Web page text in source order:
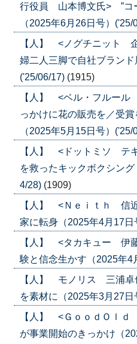
行役員 山本博文氏> ”コ
（2025年6月26日号）('25/
【人】 <ノグチニット
婦二人三脚で自社ブランド
('25/06/17) (1915)
【人】 <ベル・フルー
っかけに花の販売を／受
（2025年5月15日号）('25/
【人】 <ドットミソ テ
を救ったキックボクシン
4/28) (1909)
【人】 <Ｎｅｉｔｈ 信
家に転身（2025年4月17日
【人】 <タカキュー 伊
験と信念生かす（2025年4
【人】 モノリス 三浦卓
を素材に（2025年3月27日
【人】 <ＧｏｏｄＯｌ
が事業開始のきっかけ（